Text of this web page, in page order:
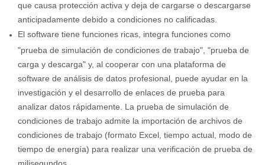
que causa protección activa y deja de cargarse o descargarse
anticipadamente debido a condiciones no calificadas.
El software tiene funciones ricas, integra funciones como
"prueba de simulación de condiciones de trabajo", "prueba de
carga y descarga" y, al cooperar con una plataforma de
software de análisis de datos profesional, puede ayudar en la
investigación y el desarrollo de enlaces de prueba para
analizar datos rápidamente. La prueba de simulación de
condiciones de trabajo admite la importación de archivos de
condiciones de trabajo (formato Excel, tiempo actual, modo de
tiempo de energía) para realizar una verificación de prueba de
milisegundos.